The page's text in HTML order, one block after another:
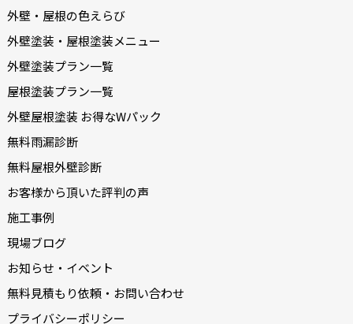
外壁・屋根の色えらび
外壁塗装・屋根塗装メニュー
外壁塗装プラン一覧
屋根塗装プラン一覧
外壁屋根塗装 お得なWパック
無料雨漏診断
無料屋根外壁診断
お客様から頂いた評判の声
施工事例
現場ブログ
お知らせ・イベント
無料見積もり依頼・お問い合わせ
プライバシーポリシー